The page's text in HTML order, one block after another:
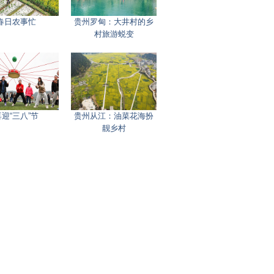
日农事忙
贵州罗甸：大井村的乡
村旅游蜕变
“三八”节
贵州从江：油菜花海扮
靓乡村